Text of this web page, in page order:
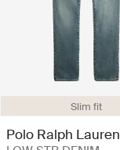
Slim fit
Polo Ralph Lauren